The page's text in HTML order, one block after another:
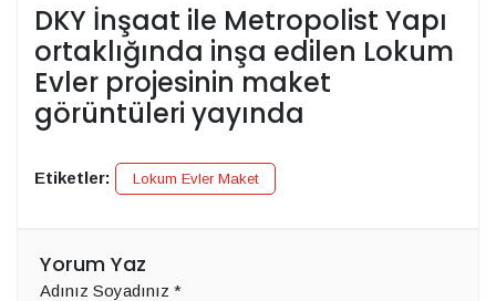
DKY İnşaat ile Metropolist Yapı
ortaklığında inşa edilen Lokum
Evler projesinin maket
görüntüleri yayında
Etiketler: Lokum Evler Maket
Yorum Yaz
Adınız Soyadınız *